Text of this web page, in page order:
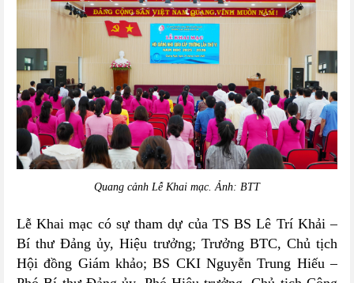
Quang cảnh Lễ Khai mạc. Ảnh: BTT
Lễ Khai mạc có sự tham dự của TS BS Lê Trí Khải –
Bí thư Đảng ủy, Hiệu trưởng; Trưởng BTC, Chủ tịch
Hội đồng Giám khảo; BS CKI Nguyễn Trung Hiếu –